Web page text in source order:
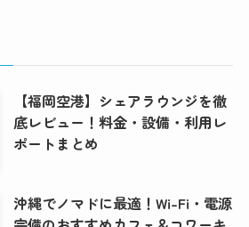
【福岡空港】シェアラウンジを徹
底レビュー！料金・設備・利用レ
ポートまとめ
沖縄でノマドに最適！Wi-Fi・電源